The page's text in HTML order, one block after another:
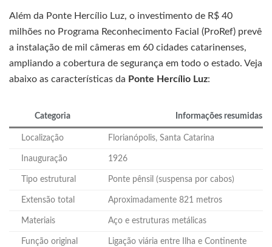
Além da Ponte Hercílio Luz, o investimento de R$ 40
milhões no Programa Reconhecimento Facial (ProRef) prevê
a instalação de mil câmeras em 60 cidades catarinenses,
ampliando a cobertura de segurança em todo o estado. Veja
abaixo as características da Ponte Hercílio Luz:
Categoria Informações resumidas
Localização Florianópolis, Santa Catarina
Inauguração 1926
Tipo estrutural Ponte pênsil (suspensa por cabos)
Extensão total Aproximadamente 821 metros
Materiais Aço e estruturas metálicas
Função original Ligação viária entre Ilha e Continente